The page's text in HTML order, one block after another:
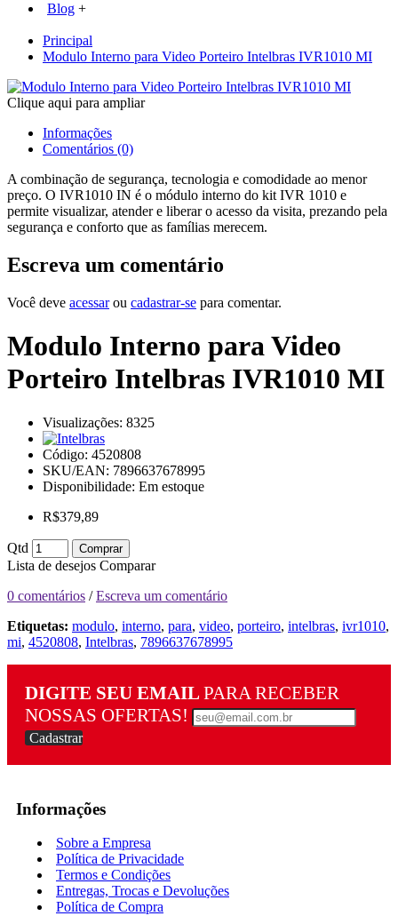
Blog +
Principal
Modulo Interno para Video Porteiro Intelbras IVR1010 MI
Clique aqui para ampliar
Informações
Comentários (0)
A combinação de segurança, tecnologia e comodidade ao menor
preço. O IVR1010 IN é o módulo interno do kit IVR 1010 e
permite visualizar, atender e liberar o acesso da visita, prezando pela
segurança e conforto que as famílias merecem.
Escreva um comentário
Você deve acessarou cadastrar-se para comentar.
Modulo Interno para Video
Porteiro Intelbras IVR1010 MI
Visualizações: 8325
Código: 4520808
SKU/EAN: 7896637678995
Disponibilidade: Em estoque
R$379,89
Qtd Comprar
Lista de desejos Comparar
0 comentários /Escreva um comentário
Etiquetas: modulo, interno, para, video, porteiro, intelbras, ivr1010,
mi, 4520808, Intelbras, 7896637678995
DIGITE SEU EMAIL PARA RECEBER
NOSSAS OFERTAS!
Cadastrar
Informações
Sobre a Empresa
Política de Privacidade
Termos e Condições
Entregas, Trocas e Devoluções
Política de Compra